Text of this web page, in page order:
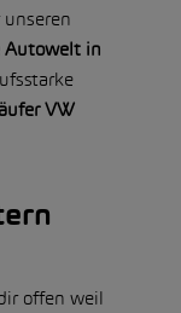
Autowelt in
VW
offen weil